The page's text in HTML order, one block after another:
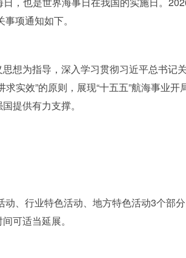
项通知如下。
想为指导，深入学习贯彻习近平总书记
实效”的原则，展现“十五五”航海事业
提供有力支撑。
、行业特色活动、地方特色活动3个部
可适当延展。